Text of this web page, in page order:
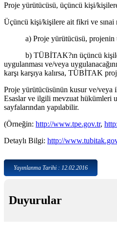
Proje yürütücüsü, üçüncü kişi/
Üçüncü kişi/kişilere ait fikri ve sınai
a) Proje yürütücüsü, projenin
b) TÜBİTAK?ın üçüncü kişilerin
uygulanması ve/veya
karşı karşıya kalırsa, TÜBİTAK
Proje yürütücüsünün kusur ve/veya
Esaslar ve ilgili mevzuat hükümleri
sayfalarından yapılabilir.
(Örneğin: http://www.tpe.gov.tr,
Detaylı Bilgi: http://
Yayınlanma Tarihi : 12.02.2016
Duyurular